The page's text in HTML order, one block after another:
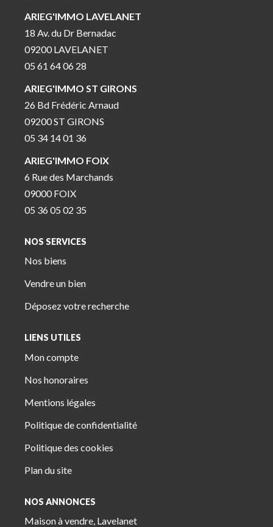
ARIEG'IMMO LAVELANET
18 Av. du Dr Bernadac
09200 LAVELANET
05 61 64 06 28
ARIEG'IMMO ST GIRONS
26 Bd Frédéric Arnaud
09200 ST GIRONS
05 34 14 01 36
ARIEG'IMMO FOIX
6 Rue des Marchands
09000 FOIX
05 36 05 02 35
NOS SERVICES
Nos biens
Vendre un bien
Déposez votre recherche
LIENS UTILES
Mon compte
Nos honoraires
Mentions légales
Politique de confidentialité
Politique des cookies
Plan du site
NOS ANNONCES
Maison à vendre, Lavelanet